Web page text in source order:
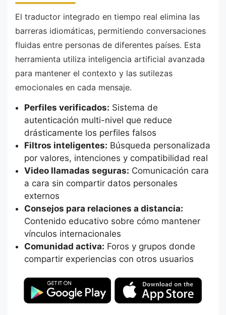
El traductor integrado en tiempo real elimina las
barreras idiomáticas, permitiendo conversaciones
fluidas entre personas de diferentes países. Esta
herramienta utiliza inteligencia artificial avanzada
para mantener el contexto y las sutilezas
emocionales en cada mensaje.
Perfiles verificados: Sistema de
autenticación multi-nivel que reduce
drásticamente los perfiles falsos
Filtros inteligentes: Búsqueda personalizada
por valores, intenciones y compatibilidad real
Video llamadas seguras: Comunicación cara
a cara sin compartir datos personales
externos
Consejos para relaciones a distancia:
Contenido educativo sobre cómo mantener
vínculos internacionales
Comunidad activa: Foros y grupos donde
compartir experiencias con otros usuarios